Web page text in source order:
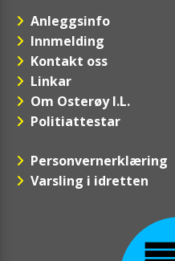
Anleggsinfo
Innmelding
Kontakt oss
Linkar
Om Osterøy I.L.
Politiattestar
Personvernerklæring
Varsling i idretten